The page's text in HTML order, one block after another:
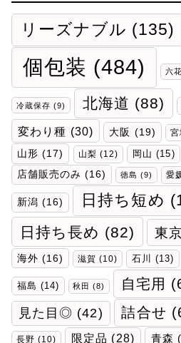
リーズナブル (135)
個包装 (484) 六
冷蔵保存 (9) 北海道 (88)
変わり種 (30) 大阪 (19) 宮
山形 (17) 山梨 (12) 岡山 (15)
店舗販売のみ (16) 徳島 (9) 愛
新潟 (16) 日持ち短め
日持ち長め (82) 東
海外 (16) 滋賀 (10) 石川 (13)
福島 (14) 秋田 (8) 自宅用
見た目◎ (42) 詰合せ
長野 (10) 限定品 (28) 青森